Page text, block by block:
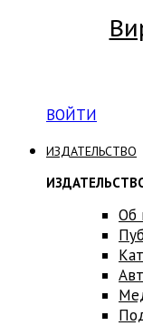
ВОЙТИ
ИЗДАТЕЛЬСТВО
Об